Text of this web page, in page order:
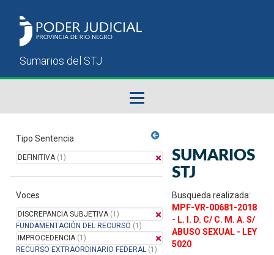
Sumarios del STJ
Manual del Usuario
Tipo Sentencia
DEFINITIVA(1)
Voces
DISCREPANCIA SUBJETIVA(1)
FUNDAMENTACIÓN DEL RECURSO (1)
IMPROCEDENCIA(1)
RECURSO EXTRAORDINARIO FEDERAL (1)
SUMARIOS
STJ
Busqueda realizada:
MPF-VR-00681-2018
- L. I. D. C/ C. M. A. S/
ABUSO SEXUAL - LEY
5020